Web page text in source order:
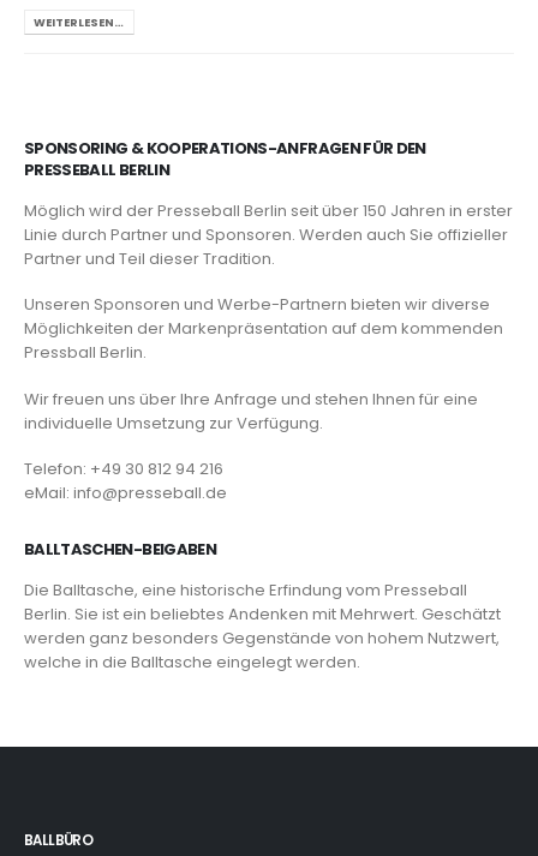
WEITERLESEN…
SPONSORING & KOOPERATIONS-ANFRAGEN FÜR DEN
PRESSEBALL BERLIN
Möglich wird der Presseball Berlin seit über 150 Jahren in erster
Linie durch Partner und Sponsoren. Werden auch Sie offizieller
Partner und Teil dieser Tradition.
Unseren Sponsoren und Werbe-Partnern bieten wir diverse
Möglichkeiten der Markenpräsentation auf dem kommenden
Pressball Berlin.
Wir freuen uns über Ihre Anfrage und stehen Ihnen für eine
individuelle Umsetzung zur Verfügung.
Telefon: +49 30 812 94 216
eMail: info@presseball.de
BALLTASCHEN-BEIGABEN
Die Balltasche, eine historische Erfindung vom Presseball
Berlin. Sie ist ein beliebtes Andenken mit Mehrwert. Geschätzt
werden ganz besonders Gegenstände von hohem Nutzwert,
welche in die Balltasche eingelegt werden.
BALLBÜRO